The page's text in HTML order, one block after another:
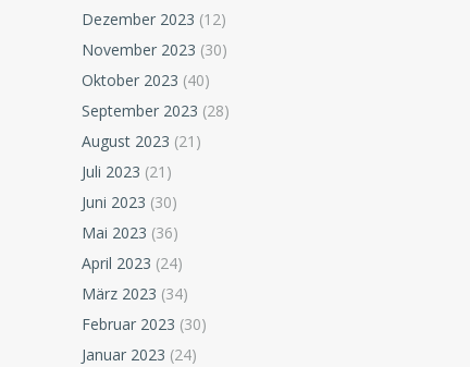
Dezember 2023 (12)
November 2023 (30)
Oktober 2023 (40)
September 2023 (28)
August 2023 (21)
Juli 2023 (21)
Juni 2023 (30)
Mai 2023 (36)
April 2023 (24)
März 2023 (34)
Februar 2023 (30)
Januar 2023 (24)